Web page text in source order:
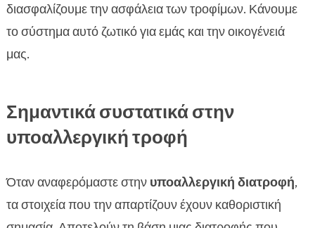
διασφαλίζουμε την ασφάλεια των τροφίμων. Κάνουμε
το σύστημα αυτό ζωτικό για εμάς και την οικογένειά
μας.
Σημαντικά συστατικά στην
υποαλλεργική τροφή
Όταν αναφερόμαστε στην υποαλλεργική διατροφή,
τα στοιχεία που την απαρτίζουν έχουν καθοριστική